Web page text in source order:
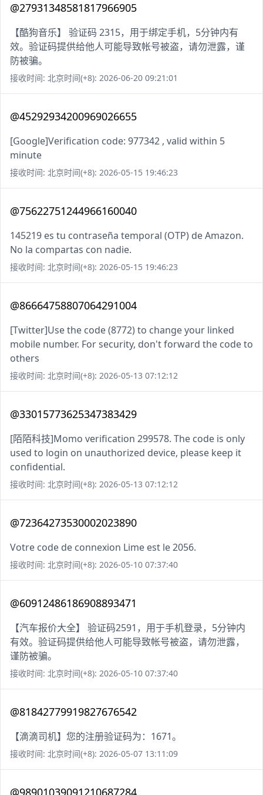
@27931348581817966905
【酷狗音乐】 验证码 2315，用于绑定手机，5分钟内有
效。验证码提供给他人可能导致帐号被盗，请勿泄露，谨
防被骗。
接收时间: 北京时间(+8): 2026-06-20 09:21:01
@45292934200969026655
[Google]Verification code: 977342 , valid within 5
minute
接收时间: 北京时间(+8): 2026-05-15 19:46:23
@75622751244966160040
145219 es tu contraseña temporal (OTP) de Amazon.
No la compartas con nadie.
接收时间: 北京时间(+8): 2026-05-15 19:46:23
@86664758807064291004
[Twitter]Use the code (8772) to change your linked
mobile number. For security, don't forward the code to
others
接收时间: 北京时间(+8): 2026-05-13 07:12:12
@33015773625347383429
[陌陌科技]Momo verification 299578. The code is only
used to login on unauthorized device, please keep it
confidential.
接收时间: 北京时间(+8): 2026-05-13 07:12:12
@72364273530002023890
Votre code de connexion Lime est le 2056.
接收时间: 北京时间(+8): 2026-05-10 07:37:40
@60912486186908893471
【汽车报价大全】 验证码2591，用于手机登录，5分钟内
有效。验证码提供给他人可能导致帐号被盗，请勿泄露，
谨防被骗。
接收时间: 北京时间(+8): 2026-05-10 07:37:40
@81842779919827676542
【滴滴司机】您的注册验证码为：1671。
接收时间: 北京时间(+8): 2026-05-07 13:11:09